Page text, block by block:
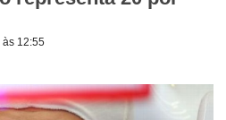
12:55